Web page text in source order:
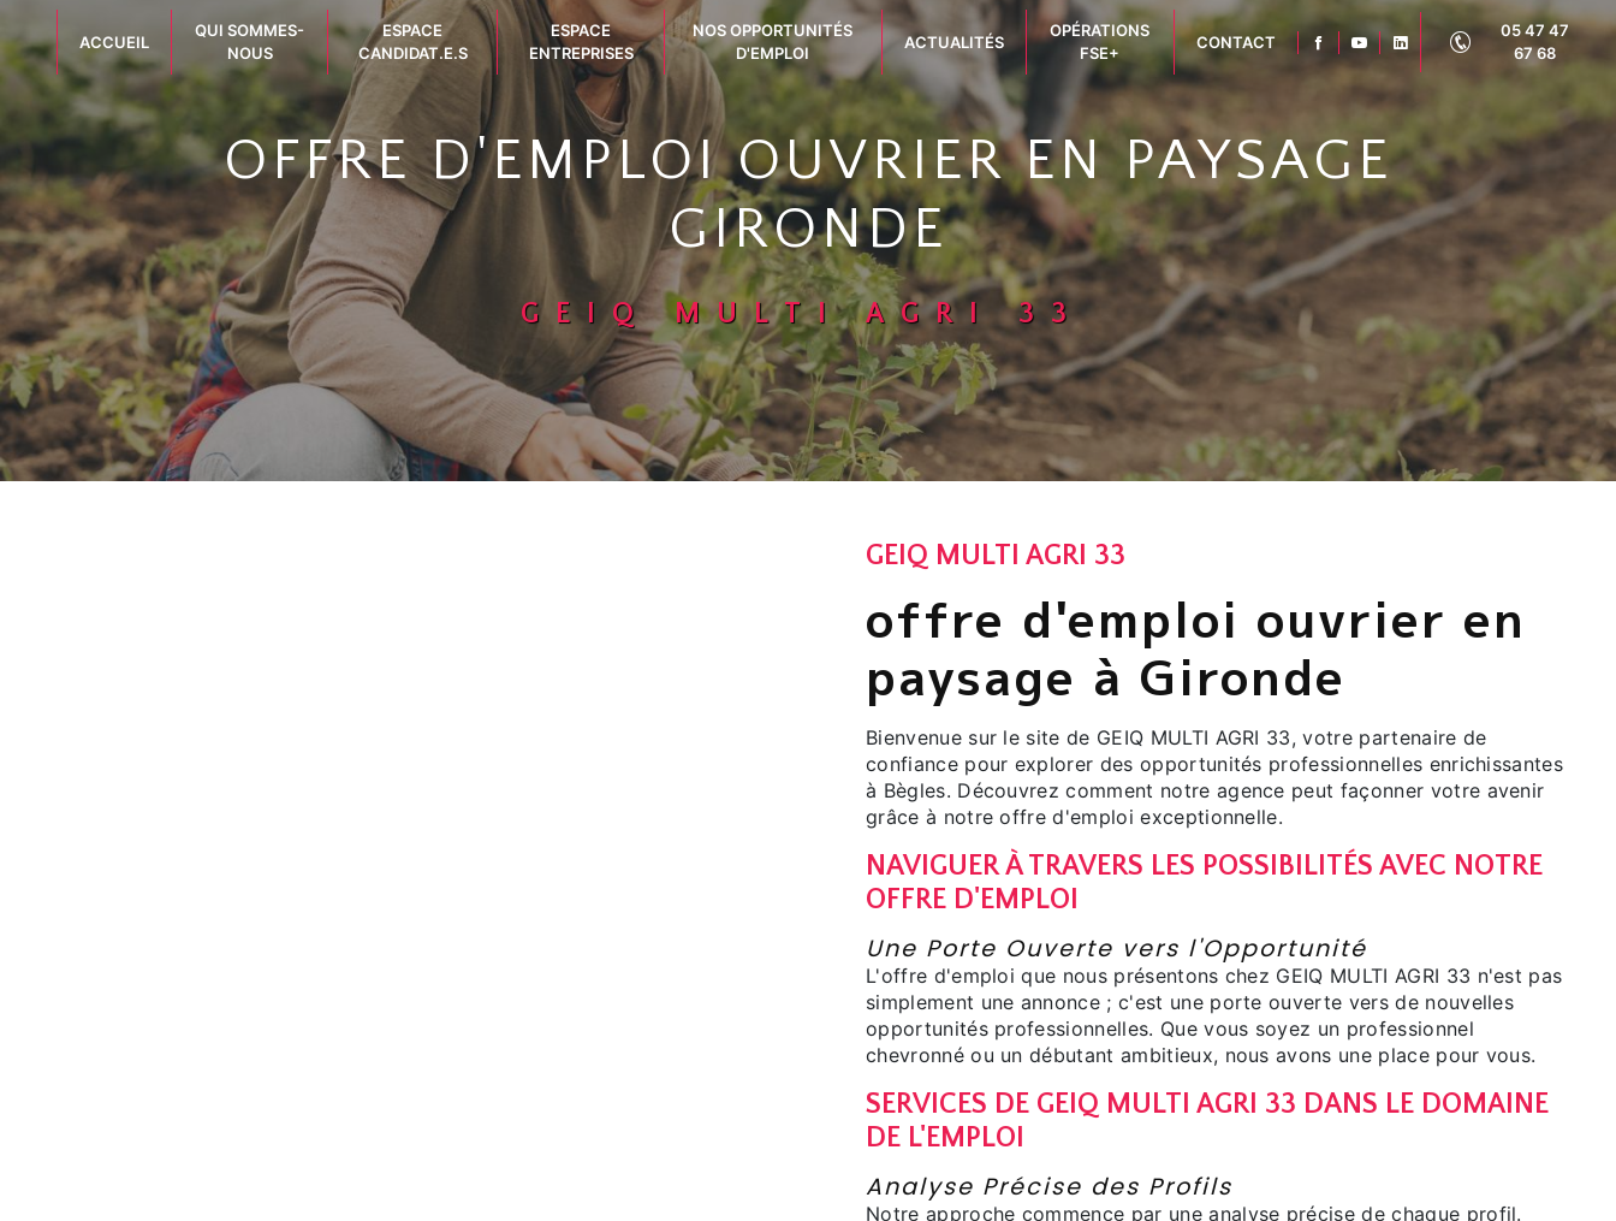
ACCUEIL
QUI SOMMES-
NOUS
ESPACE
CANDIDAT.E.S
ESPACE
ENTREPRISES
NOS OPPORTUNITÉS
D'EMPLOI
ACTUALITÉS
OPÉRATIONS
FSE+
CONTACT
05 47 47
67 68
OFFRE D'EMPLOI OUVRIER EN PAYSAGE
GIRONDE
GEIQ MULTI AGRI 33
GEIQ MULTI AGRI 33
offre d'emploi ouvrier en
paysage à Gironde
Bienvenue sur le site de GEIQ MULTI AGRI 33, votre partenaire de
confiance pour explorer des opportunités professionnelles enrichissantes
à Bègles. Découvrez comment notre agence peut façonner votre avenir
grâce à notre offre d'emploi exceptionnelle.
NAVIGUER À TRAVERS LES POSSIBILITÉS AVEC NOTRE
OFFRE D'EMPLOI
Une Porte Ouverte vers l'Opportunité
L'offre d'emploi que nous présentons chez GEIQ MULTI AGRI 33 n'est pas
simplement une annonce ; c'est une porte ouverte vers de nouvelles
opportunités professionnelles. Que vous soyez un professionnel
chevronné ou un débutant ambitieux, nous avons une place pour vous.
SERVICES DE GEIQ MULTI AGRI 33 DANS LE DOMAINE
DE L'EMPLOI
Analyse Précise des Profils
Notre approche commence par une analyse précise de chaque profil.
Panneau de gestion des cookies